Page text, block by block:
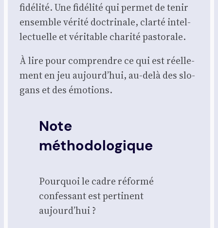
fidé­li­té. Une fidé­li­té qui per­met de tenir
ensemble véri­té doc­tri­nale, clar­té intel­
lec­tuelle et véri­table cha­ri­té pas­to­rale.
À lire pour com­prendre ce qui est réel­le­
ment en jeu aujourd’hui, au-delà des slo­
gans et des émo­tions.
Note
méthodologique
Pour­quoi le cadre réfor­mé
confes­sant est per­ti­nent
aujourd’hui ?